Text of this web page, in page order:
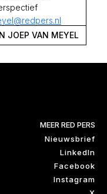
JOEP VAN MEYEL
MEER RED PERS
Nieuwsbrief
LinkedIn
Facebook
Instagram